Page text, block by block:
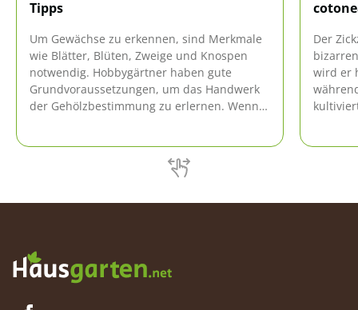
Tipps
Um Gewächse zu erkennen, sind Merkmale
wie Blätter, Blüten, Zweige und Knospen
notwendig. Hobbygärtner haben gute
Grundvoraussetzungen, um das Handwerk
der Gehölzbestimmung zu erlernen. Wenn
Der
wird er